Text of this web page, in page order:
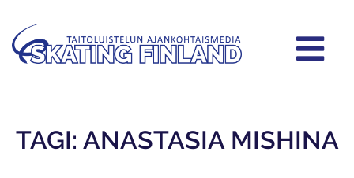
TAGI: ANASTASIA MISHINA